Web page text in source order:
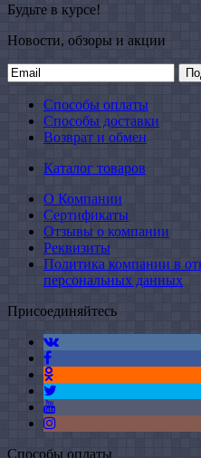
Будьте в курсе!
Новости, обзоры и акции
Способы оплаты
Способы доставки
Возврат и обмен
Каталог товаров
О Компании
Сертификаты
Отзывы о компании
Реквизиты
Политика компании в
персональных данных
Присоединяйтесь
Способы оплаты